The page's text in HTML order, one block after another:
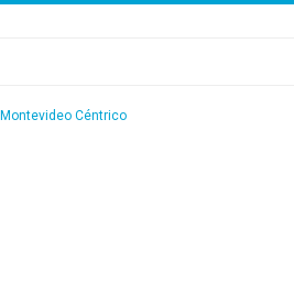
Céntrico